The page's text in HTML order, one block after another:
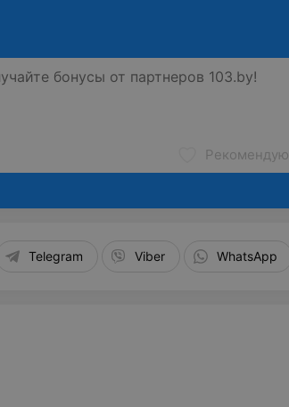
Рекомендую
Telegram Viber WhatsApp